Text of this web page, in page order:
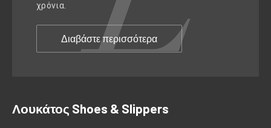
χρόνια.
Διαβάστε περισσότερα
Λουκάτος Shoes & Slippers